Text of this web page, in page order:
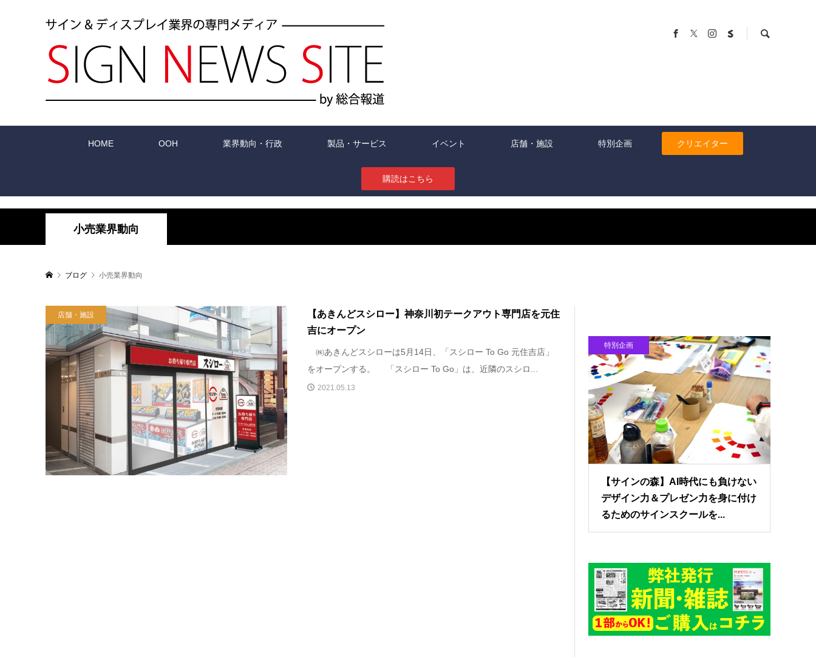
HOME OOH 業界動向・行政 製品・サービス イベント 店舗・施設 特別企画 クリエイター
購読はこちら
小売業界動向
ブログ 小売業界動向
店舗・施設
【あきんどスシロー】神奈川初テークアウト専門店を元住
吉にオープン
㈱あきんどスシローは5月14日、「スシロー To Go 元住吉店」
をオープンする。 「スシロー To Go」は、近隣のスシロ...
2021.05.13
特別企画
【サインの森】AI時代にも負けない
デザイン力＆プレゼン力を身に付け
るためのサインスクールを...